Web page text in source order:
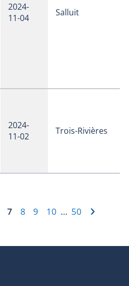
2024-
11-04
Salluit
2024-
11-02
Trois-Rivières
7 8 9 10 … 50